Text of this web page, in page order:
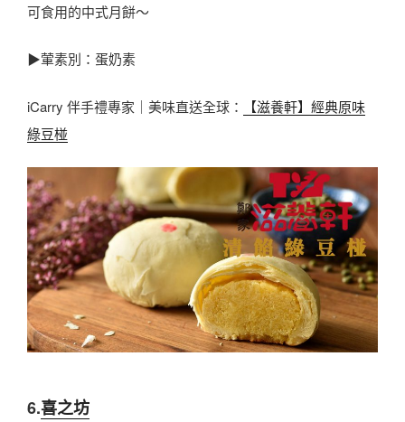
可食用的中式月餅～
▶葷素別：蛋奶素
iCarry 伴手禮專家｜美味直送全球：
【滋養軒】經典原味
綠豆椪
6.喜之坊